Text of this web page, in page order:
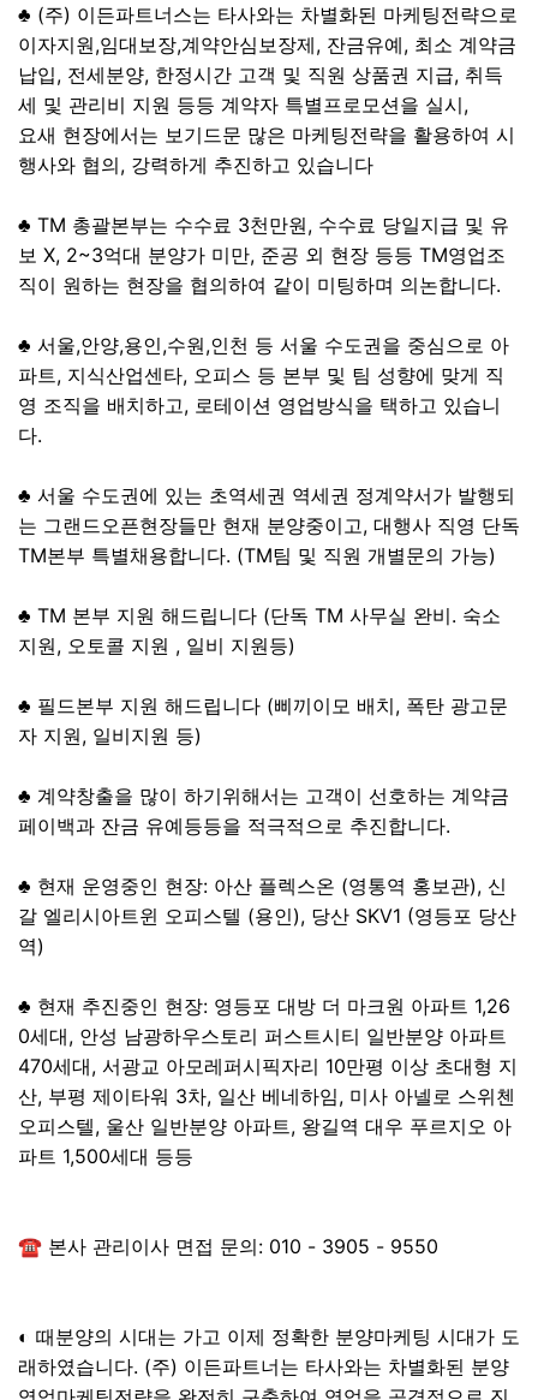
♣ (주) 이든파트너스는 타사와는 차별화된 마케팅전략으로
이자지원,임대보장,계약안심보장제, 잔금유예, 최소 계약금
납입, 전세분양, 한정시간 고객 및 직원 상품권 지급, 취득
세 및 관리비 지원 등등 계약자 특별프로모션을 실시,
요새 현장에서는 보기드문 많은 마케팅전략을 활용하여 시
행사와 협의, 강력하게 추진하고 있습니다
♣ TM 총괄본부는 수수료 3천만원, 수수료 당일지급 및 유
보 X, 2~3억대 분양가 미만, 준공 외 현장 등등 TM영업조
직이 원하는 현장을 협의하여 같이 미팅하며 의논합니다.
♣ 서울,안양,용인,수원,인천 등 서울 수도권을 중심으로 아
파트, 지식산업센타, 오피스 등 본부 및 팀 성향에 맞게 직
영 조직을 배치하고, 로테이션 영업방식을 택하고 있습니
다.
♣ 서울 수도권에 있는 초역세권 역세권 정계약서가 발행되
는 그랜드오픈현장들만 현재 분양중이고, 대행사 직영 단독
TM본부 특별채용합니다. (TM팀 및 직원 개별문의 가능)
♣ TM 본부 지원 해드립니다 (단독 TM 사무실 완비. 숙소
지원, 오토콜 지원 , 일비 지원등)
♣ 필드본부 지원 해드립니다 (삐끼이모 배치, 폭탄 광고문
자 지원, 일비지원 등)
♣ 계약창출을 많이 하기위해서는 고객이 선호하는 계약금
페이백과 잔금 유예등등을 적극적으로 추진합니다.
♣ 현재 운영중인 현장: 아산 플렉스온 (영통역 홍보관), 신
갈 엘리시아트윈 오피스텔 (용인), 당산 SKV1 (영등포 당산
역)
♣ 현재 추진중인 현장: 영등포 대방 더 마크원 아파트 1,26
0세대, 안성 남광하우스토리 퍼스트시티 일반분양 아파트
470세대, 서광교 아모레퍼시픽자리 10만평 이상 초대형 지
산, 부평 제이타워 3차, 일산 베네하임, 미사 아넬로 스위첸
오피스텔, 울산 일반분양 아파트, 왕길역 대우 푸르지오 아
파트 1,500세대 등등
☎ 본사 관리이사 면접 문의: 010 - 3905 - 9550
◐ 때분양의 시대는 가고 이제 정확한 분양마케팅 시대가 도
래하였습니다. (주) 이든파트너는 타사와는 차별화된 분양